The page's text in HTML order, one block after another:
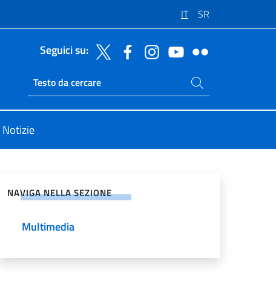
IT SR
Seguici su:
Ricerca sito live
Cerca nel sito
Notizie
NAVIGA NELLA SEZIONE
Multimedia